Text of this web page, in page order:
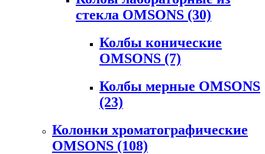
стекла OMSONS (30)
Колбы конические
OMSONS (7)
Колбы мерные OMSONS
(23)
Колонки хроматографические
OMSONS (108)